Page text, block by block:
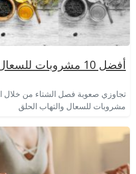
أفضل 10 مشروبات للسعال والتهاب الحلق
مشروبات للسعال والتهاب الحلق